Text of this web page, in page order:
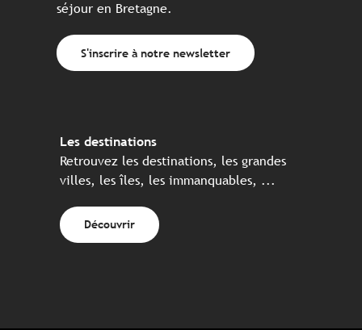
séjour en Bretagne.
S'inscrire à notre newsletter
Les destinations
Retrouvez les destinations, les grandes
villes, les îles, les immanquables, ...
Découvrir